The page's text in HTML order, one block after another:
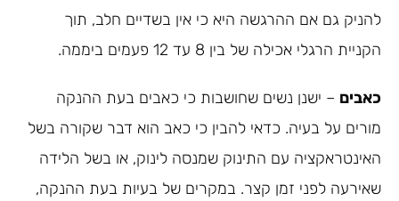
להניק גם אם ההרגשה היא כי אין בשדיים חלב, תוך
הקניית הרגלי אכילה של בין 8 עד 12 פעמים ביממה.
כאבים – ישנן נשים שחושבות כי כאבים בעת ההנקה
מורים על בעיה. כדאי להבין כי כאב הוא דבר שקורה בשל
האינטראקציה עם התינוק שמנסה לינוק, או בשל הלידה
שאירעה לפני זמן קצר. במקרים של בעיות בעת ההנקה,